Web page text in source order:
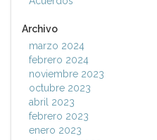
Archivo
marzo 2024
febrero 2024
noviembre 2023
octubre 2023
abril 2023
febrero 2023
enero 2023